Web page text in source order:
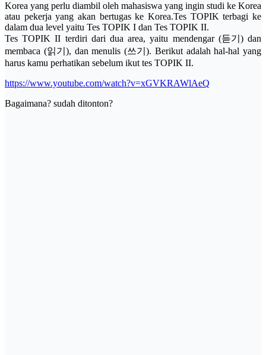
Korea yang perlu diambil oleh mahasiswa yang ingin studi ke Korea
atau pekerja yang akan bertugas ke Korea.Tes TOPIK terbagi ke
dalam dua level yaitu Tes TOPIK I dan Tes TOPIK II.
Tes TOPIK II terdiri dari dua area, yaitu mendengar (듣기) dan
membaca (읽기), dan menulis (쓰기). Berikut adalah hal-hal yang
harus kamu perhatikan sebelum ikut tes TOPIK II.
https://www.youtube.com/watch?v=xGVKRAWlAeQ
Bagaimana? sudah ditonton?